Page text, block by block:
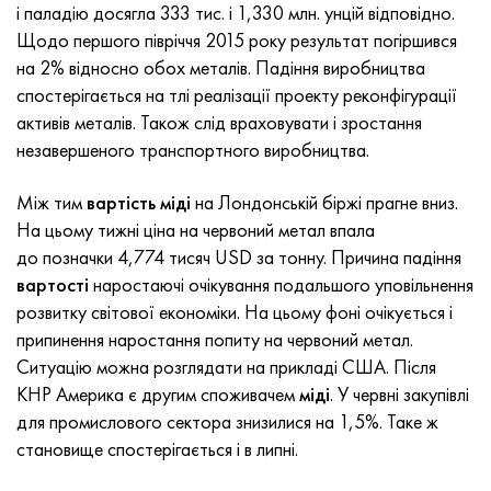
і паладію досягла 333 тис. і 1,330 млн. унцій відповідно.
Щодо першого півріччя 2015 року результат погіршився
на 2% відносно обох металів. Падіння виробництва
спостерігається на тлі реалізації проекту реконфігурації
активів металів. Також слід враховувати і зростання
незавершеного транспортного виробництва.
Між тим вартість міді на Лондонській біржі прагне вниз.
На цьому тижні ціна на червоний метал впала
до позначки 4,774 тисяч USD за тонну. Причина падіння
вартості наростаючі очікування подальшого уповільнення
розвитку світової економіки. На цьому фоні очікується і
припинення наростання попиту на червоний метал.
Ситуацію можна розглядати на прикладі США. Після
КНР Америка є другим споживачемміді. У червні закупівлі
для промислового сектора знизилися на 1,5%. Таке ж
становище спостерігається і в липні.
Incotherm
Incotest
Jethete M152
maraging 250
Рене 41
Maraging 300
Maraging 350
MP35N
Стрічка, коло, дріт 47НД
Стрічка, коло, дріт 47НХР
Стрічка 49КФ
труба 50Н
Стрічка, коло, дріт 50НП
Стрічка, коло, дріт 50НХС
Стрічка, коло, дріт 52Н
52К12Ф
Лист, круг, дріт ХН62ВМЮТ
Лист, круг, дріт ХН62МВКЮ
Лист, круг, дріт ХН63МБ
ХН65ВМТЮ
Лист, круг, дріт ХН67МВТЮ
Лист, круг, дріт ХН68ВКТЮ
Труба, круг, сплав ХН68ВМТЮК-вд
ХН70ВМТЮ
ВТ-35
ПТ-1М сплав, труба
ПТ-3В
2B
СПТ-2 св
АТ3
3М
ТЛ3
1.4466 - aisi 310MoLn
сплав Al6xn
15-7Ph® - 1.4532
1.4542 - 17-4Ph®
Сustom 455® - 1.4543 - uns s45500
1.4545 - 15-5Ph®
1.4548 - 17-4Ph®
1.4550 - aisi 347
10Х17Н13М3Т
Сплав 10Х18Н18Ю4Д
11Х11Н2В2МФ
13Х11Н2В2МФ
15х11мф
15х12внмф
15Х12Н2МВФАБ
15Х16К5Н2МВФАБ
2.0872, CuNi10Fe1Mn, Cw352h
Кремнисто алюмінієва бронза
CW301G, C64200
C65500, CuAl11Fe3
C65620, CuSi3Fe2Zn3
C65100, CuSi1.5
Оловяно-свинцева бронза
c92200, CuSn6Zn4Pb2
Червона латунь
C84400, CuSn2ZnPb
C83600, CuSn5ZnPb
45Г2, 45g2, aisi +1144
Легована конструкційна сталь
10g2, 10Г2, aisi 1 513
АС14, 11SMnPb30
20Г, 20mn5
20ХН3А, aisi 4320, 20hn3a
20ХМ, 24CrMo5, 20hm
25ХГМ, 20CrMo5, 1.7264
Р6М5, 1.3343, hs6-5-2, sw7m
Р6М5К5, 1.3243, hs6-5-2-5
Р6М5Ф3, 1.3344, hs6-5-3
Р12Ф3, 1.3318, sw12
Р18, 1.3355, hs18-0-1, sw18
Вуглецева сталь
У10,1.1645, C105W1
11G12, 110Г13Л, X120Mn12